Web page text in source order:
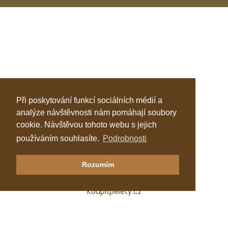
Při poskytování funkcí sociálních médií a
analýze návštěvnosti nám pomáhají soubory
cookie. Návštěvou tohoto webu s jejich
používáním souhlasíte. Podrobnosti
Rozumím
Klastr Česká peleta
Katalog topenářů
Koupitpelety.cz